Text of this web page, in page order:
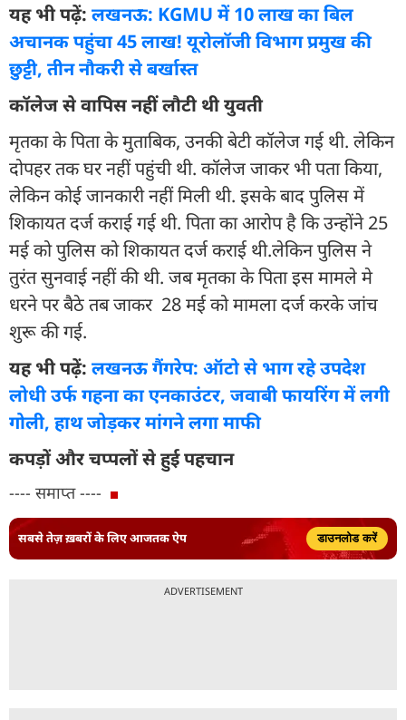
यह भी पढ़ें: लखनऊ: KGMU में 10 लाख का बिल
अचानक पहुंचा 45 लाख! यूरोलॉजी विभाग प्रमुख की
छुट्टी, तीन नौकरी से बर्खास्त
कॉलेज से वापिस नहीं लौटी थी युवती
मृतका के पिता के मुताबिक, उनकी बेटी कॉलेज गई थी. लेकिन
दोपहर तक घर नहीं पहुंची थी. कॉलेज जाकर भी पता किया,
लेकिन कोई जानकारी नहीं मिली थी. इसके बाद पुलिस में
शिकायत दर्ज कराई गई थी. पिता का आरोप है कि उन्होंने 25
मई को पुलिस को शिकायत दर्ज कराई थी.लेकिन पुलिस ने
तुरंत सुनवाई नहीं की थी. जब मृतका के पिता इस मामले मे
धरने पर बैठे तब जाकर 28 मई को मामला दर्ज करके जांच
शुरू की गई.
यह भी पढ़ें: लखनऊ गैंगरेप: ऑटो से भाग रहे उपदेश
लोधी उर्फ गहना का एनकाउंटर, जवाबी फायरिंग में लगी
गोली, हाथ जोड़कर मांगने लगा माफी
कपड़ों और चप्पलों से हुई पहचान
---- समाप्त ----
सबसे तेज़ ख़बरों के लिए आजतक ऐप डाउनलोड करें
ADVERTISEMENT